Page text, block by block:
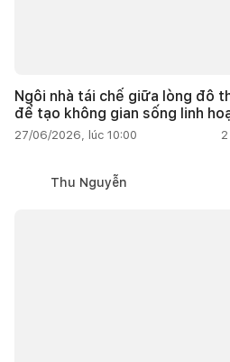
Ngôi nhà tái chế giữa lòng đô
để tạo không gian sống linh
27/06/2026, lúc 10:00 2
Thu Nguyễn